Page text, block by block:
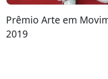
Prêmio Arte em
2019